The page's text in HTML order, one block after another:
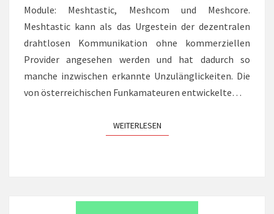
Module: Meshtastic, Meshcom und Meshcore.
Meshtastic kann als das Urgestein der dezentralen
drahtlosen Kommunikation ohne kommerziellen
Provider angesehen werden und hat dadurch so
manche inzwischen erkannte Unzulänglickeiten. Die
von österreichischen Funkamateuren entwickelte…
WEITERLESENWEITERLESEN